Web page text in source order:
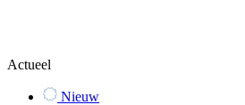
Actueel
Nieuw